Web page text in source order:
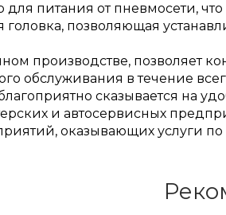
питания от пневмосети, что
головка, позволяющая
производстве, позволяет
обслуживания в течение
сказывается на
и автосервисных
оказывающих услуги по